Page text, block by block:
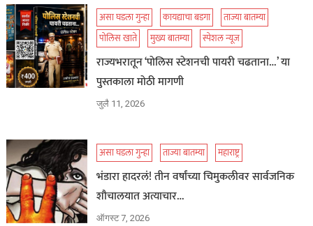
असा घडला गुन्हा कायद्याचा बडगा
ताज्या बातम्या
पोलिस खाते
मुख्य बातम्या स्पेशल न्यूज
राज्यभरातून ‘पोलिस स्टेशनची पायरी चढताना…’ या
पुस्तकाला मोठी मागणी
जुलै 11, 2026
असा घडला गुन्हा ताज्या बातम्या महाराष्ट्र
भंडारा हादरलं! तीन वर्षांच्या चिमुकलीवर सार्वजनिक
शौचालयात अत्याचार…
ऑगस्ट 7, 2026